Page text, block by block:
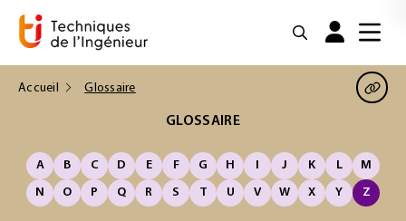
Accueil Glossaire
GLOSSAIRE
A B C D E F G H I J K L
M
N
O P Q R S T U V W X Y Z